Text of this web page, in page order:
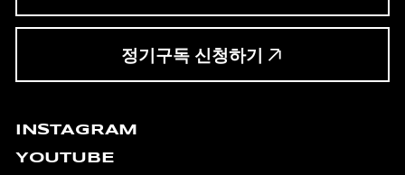
정기구독 신청하기
INSTAGRAM
YOUTUBE